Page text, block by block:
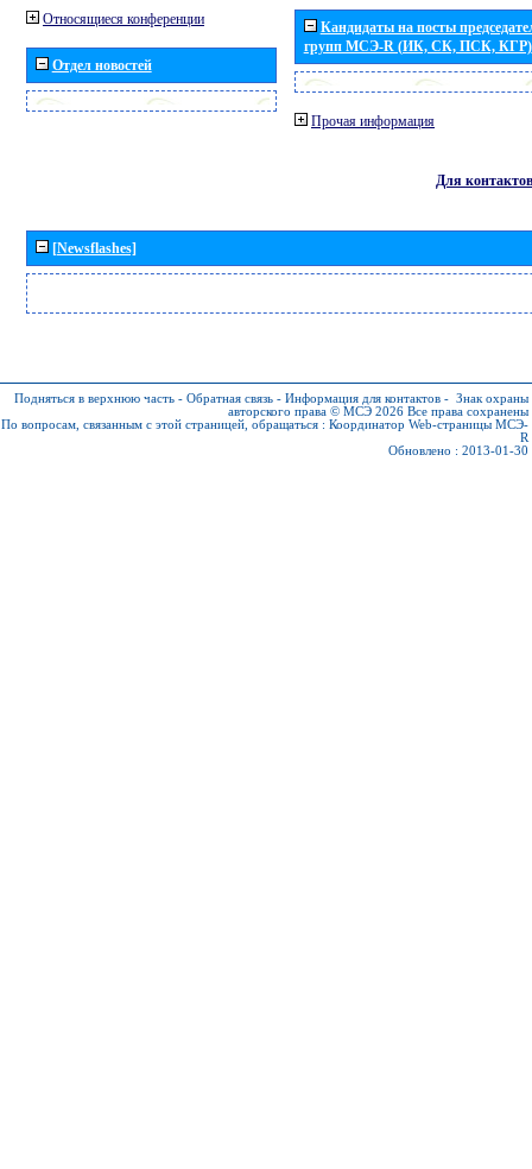
Относящиеся конференции
Отдел новостей
Кандидаты на посты
групп МСЭ-R (ИК, СК, ПСК, КГР)
Прочая информация
Для контактов
[Newsflashes]
Подняться в верхнюю часть - Обратная связь - Информация для контактов - Знак охраны
авторского права © МСЭ 2026 Все права сохранены
По вопросам, связанным с этой страницей, обращаться : Координатор Web-страницы МСЭ-
R
Обновлено : 2013-01-30